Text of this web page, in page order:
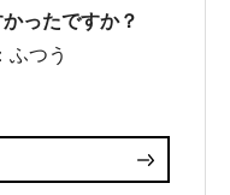
ったですか？
ふつう